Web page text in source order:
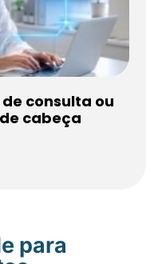
consulta ou
cabeça
para